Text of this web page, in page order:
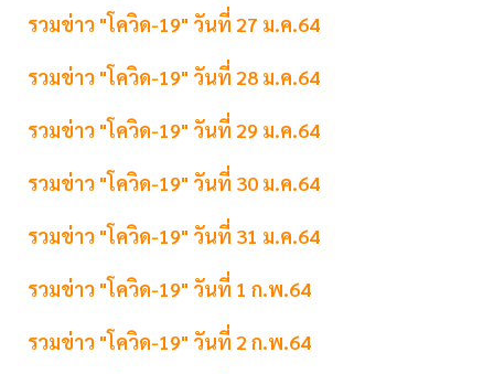
รวมข่าว "โควิด-19" วันที่ 27 ม.ค.64
รวมข่าว "โควิด-19" วันที่ 28 ม.ค.64
รวมข่าว "โควิด-19" วันที่ 29 ม.ค.64
รวมข่าว "โควิด-19" วันที่ 30 ม.ค.64
รวมข่าว "โควิด-19" วันที่ 31 ม.ค.64
รวมข่าว "โควิด-19" วันที่ 1 ก.พ.64
รวมข่าว "โควิด-19" วันที่ 2 ก.พ.64